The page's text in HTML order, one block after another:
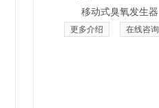
移动式臭氧发生器
更多介绍 在线咨询